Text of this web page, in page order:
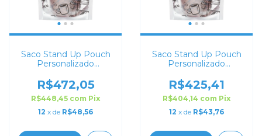
Saco Stand Up Pouch
Personalizado
R$472,05
R$448,45 com Pix
12 x de R$48,56
Saco Stand Up Pouch
Personalizado
R$425,41
R$404,14 com Pix
12 x de R$43,76